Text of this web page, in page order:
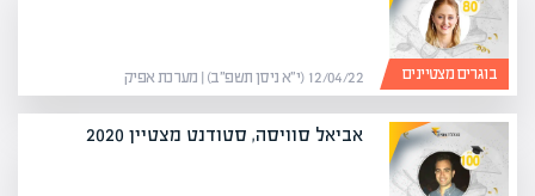
בוגרים מצטיינים 12/04/22 (י״א ניסן תשפ״ב) | מערכת אפיק
אביאל סוויסה, סטודנט מצטיין 2020